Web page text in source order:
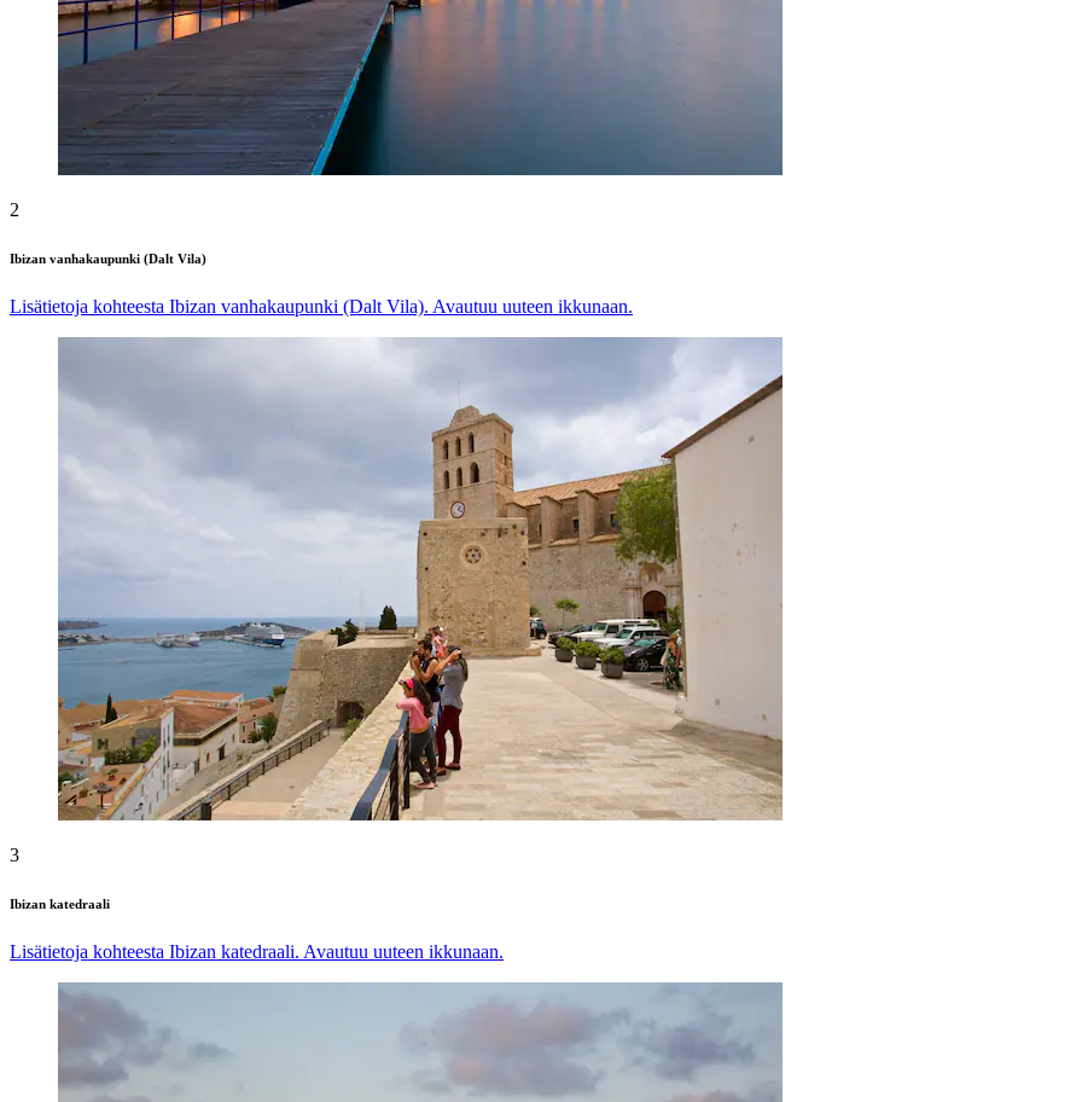
2
Ibizan vanhakaupunki (Dalt Vila)
Lisätietoja kohteesta Ibizan vanhakaupunki (Dalt Vila). Avautuu uuteen ikkunaan.
3
Ibizan katedraali
Lisätietoja kohteesta Ibizan katedraali. Avautuu uuteen ikkunaan.